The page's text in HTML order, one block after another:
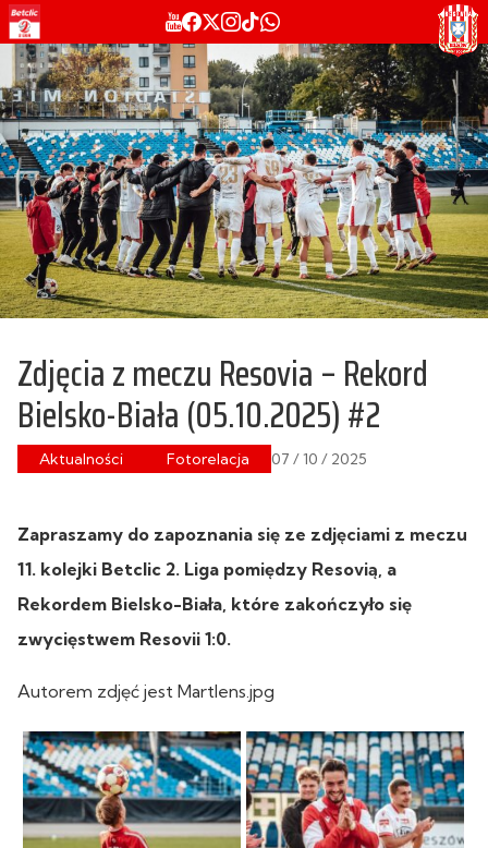
Zdjęcia z meczu Resovia – Rekord
Bielsko-Biała (05.10.2025) #2
Aktualności Fotorelacja 07 / 10 / 2025
Zapraszamy do zapoznania się ze zdjęciami z meczu
11. kolejki Betclic 2. Liga pomiędzy Resovią, a
Rekordem Bielsko-Biała, które zakończyło się
zwycięstwem Resovii 1:0.
Autorem zdjęć jest Martlens.jpg